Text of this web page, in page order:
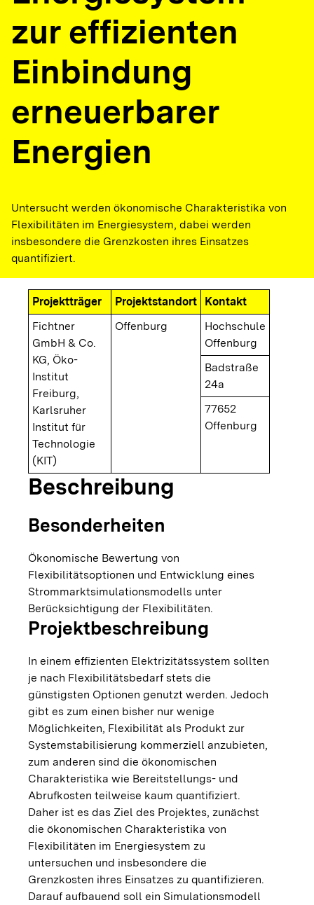
zur effizienten
Einbindung
erneuerbarer
Energien
Untersucht werden ökonomische Charakteristika von
Flexibilitäten im Energiesystem, dabei werden
insbesondere die Grenzkosten ihres Einsatzes
quantifiziert.
Projektträger Projektstandort
Kontakt
Fichtner
GmbH & Co.
KG, Öko-
Institut
Freiburg,
Karlsruher
Institut für
Technologie
(KIT)
Offenburg
Hochschule
Offenburg
Badstraße
24a
77652
Offenburg
Beschreibung
Besonderheiten
Ökonomische Bewertung von
Flexibilitätsoptionen und Entwicklung eines
Strommarktsimulationsmodells unter
Berücksichtigung der Flexibilitäten.
Projektbeschreibung
In einem effizienten Elektrizitätssystem sollten
je nach Flexibilitätsbedarf stets die
günstigsten Optionen genutzt werden. Jedoch
gibt es zum einen bisher nur wenige
Möglichkeiten, Flexibilität als Produkt zur
Systemstabilisierung kommerziell anzubieten,
zum anderen sind die ökonomischen
Charakteristika wie Bereitstellungs- und
Abrufkosten teilweise kaum quantifiziert.
Daher ist es das Ziel des Projektes, zunächst
die ökonomischen Charakteristika von
Flexibilitäten im Energiesystem zu
untersuchen und insbesondere die
Grenzkosten ihres Einsatzes zu quantifizieren.
Darauf aufbauend soll ein Simulationsmodell